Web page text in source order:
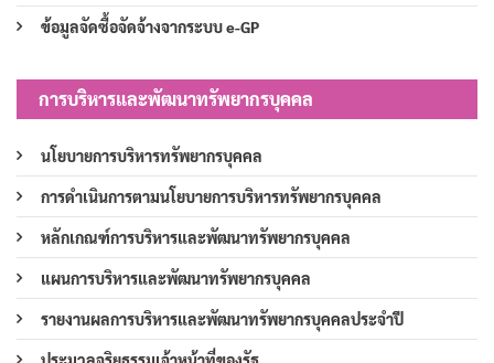
ข้อมูลจัดซื้อจัดจ้างจากระบบ e-GP
การบริหารและพัฒนาทรัพยากรบุคคล
นโยบายการบริหารทรัพยากรบุคคล
การดำเนินการตามนโยบายการบริหารทรัพยากรบุคคล
หลักเกณฑ์การบริหารและพัฒนาทรัพยากรบุคคล
แผนการบริหารและพัฒนาทรัพยากรบุคคล
รายงานผลการบริหารและพัฒนาทรัพยากรบุคคลประจำปี